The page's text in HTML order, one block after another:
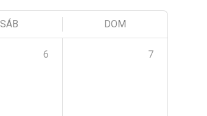
SÁB DOM
6 7